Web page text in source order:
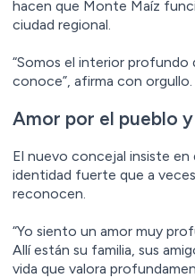
hacen que Monte Maíz
ciudad regional.
“Somos el interior profundo
conoce”, afirma con orgullo.
Amor por el pueblo
El nuevo concejal insiste
identidad fuerte que a
reconocen.
“Yo siento un amor muy
Allí están su familia, sus
vida que valora